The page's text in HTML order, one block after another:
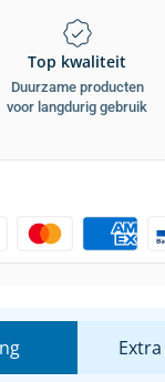
Top kwaliteit
Duurzame producten
voor langdurig gebruik